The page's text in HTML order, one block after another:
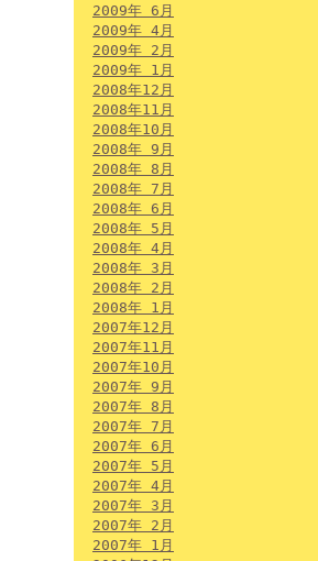
2009年 6月
2009年 4月
2009年 2月
2009年 1月
2008年12月
2008年11月
2008年10月
2008年 9月
2008年 8月
2008年 7月
2008年 6月
2008年 5月
2008年 4月
2008年 3月
2008年 2月
2008年 1月
2007年12月
2007年11月
2007年10月
2007年 9月
2007年 8月
2007年 7月
2007年 6月
2007年 5月
2007年 4月
2007年 3月
2007年 2月
2007年 1月